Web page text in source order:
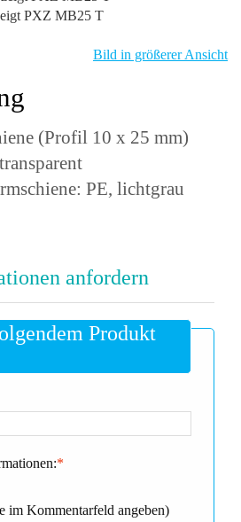
PXZ MB25 T
Bild in größerer Ansicht
(Profil 10 x 25 mm)
PE, lichtgrau
anfordern
Produkt
*
im Kommentarfeld angeben)